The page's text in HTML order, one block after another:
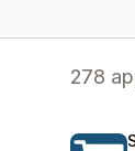
278